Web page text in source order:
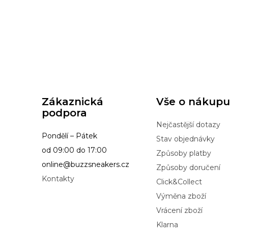
Zákaznická
podpora
Pondělí – Pátek
od 09:00 do 17:00
online@buzzsneakers.cz
Kontakty
Vše o nákupu
Nejčastější dotazy
Stav objednávky
Způsoby platby
Způsoby doručení
Click&Collect
Výměna zboží
Vrácení zboží
Klarna